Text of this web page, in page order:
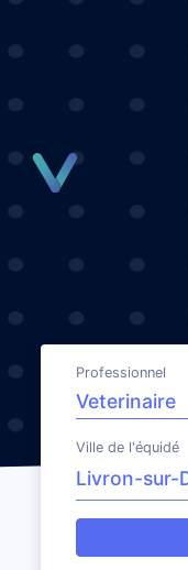
Professionnel
Ville de l'équidé